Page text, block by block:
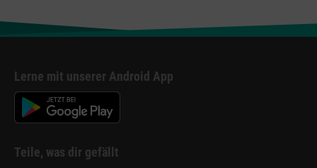
Lerne mit unserer Android App
Teile, was dir gefällt